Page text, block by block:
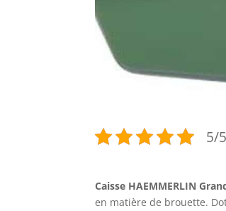
5/
Caisse HAEMMERLIN
en matière de brouette.